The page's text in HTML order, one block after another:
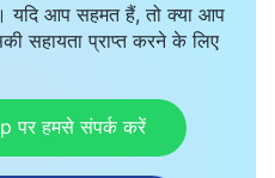
यदि आप सहमत हैं, तो क्या आप
सहायता प्राप्त करने के लिए
पर हमसे संपर्क करें